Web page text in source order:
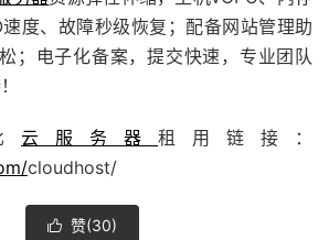
度、故障秒级恢复；配备网站管理助
；电子化备案，提交快速，专业团队
云服务器 租用 链接：
cloudhost/
 赞(30)